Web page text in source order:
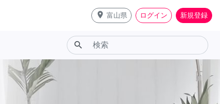
place 富山県 ログイン 新規登録
search